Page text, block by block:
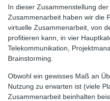
In dieser Zusammenstellung
Zusammenarbeit haben wir die
virtuelle Zusammenarbeit, von
profitieren kann, in vier
Telekommunikation,
Brainstorming.
Obwohl ein gewisses Maß an
Nutzung zu erwarten ist (viele
Zusammenarbeit beinhalten